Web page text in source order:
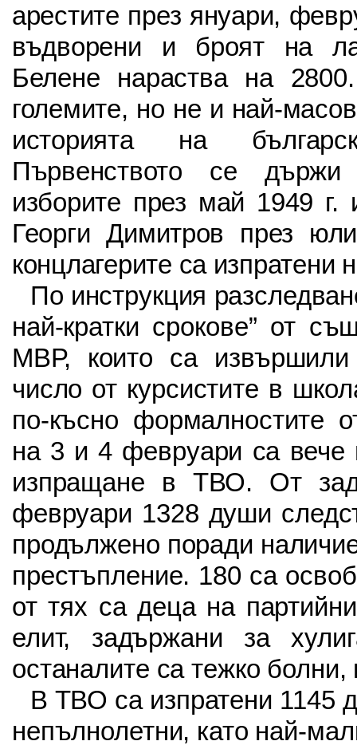
арестите през януари,
въдворени и броят на
Белене нараства на
големите, но не и най-
историята на
Първенството се
изборите през май 1949
Георги Димитров през
концлагерите са изпратени
По инструкция
най-кратки срокове” от
МВР, които са
число от курсистите в
по-късно формалностите
на 3 и 4 февруари са вече
изпращане в ТВО. От
февруари 1328 души
продължено поради
престъпление. 180 са
от тях са деца на
елит, задържани за
останалите са тежко
В ТВО са изпратени 1145
непълнолетни, като най-